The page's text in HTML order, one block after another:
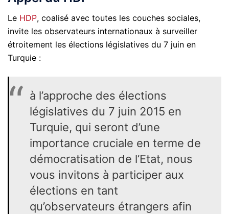
Le HDP, coalisé avec toutes les couches sociales,
invite les observateurs internationaux à surveiller
étroitement les élections législatives du 7 juin en
Turquie :
à l’approche des élections
législatives du 7 juin 2015 en
Turquie, qui seront d’une
importance cruciale en terme de
démocratisation de l’Etat, nous
vous invitons à participer aux
élections en tant
qu’observateurs étrangers afin